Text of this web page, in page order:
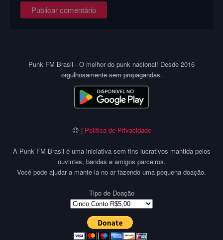
Punk FM Brasil - O melhor do punk nacional! Desde 2016
orgulhosamente sem propagandas.
😞 | Política de Privacidade
A Punk FM Brasil é uma iniciativa sem fins lucrativos mantida pelos
ouvintes, bandas e amigos parceiros.
Você pode ajudar a mante-la no ar fazendo uma pequena doação.
Tipo de Doação